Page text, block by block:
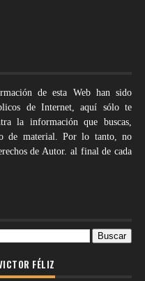
de esta Web han sido
de Internet, aquí sólo te
la información que buscas,
de material. Por lo tanto, no
de Autor. al final de cada
FÉLIZ